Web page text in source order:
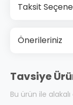
Taksit
Önerileriniz
Tavsiye
Bu ürün ile